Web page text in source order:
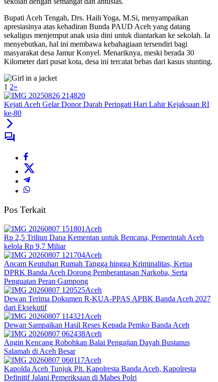
Bupati Aceh Tengah, Drs. Haili Yoga, M.Si, menyampaikan
apresiasinya atas kehadiran Bunda PAUD Aceh yang datang
sekaligus menjemput anak usia dini untuk diantarkan ke sekolah. Ia
menyebutkan, hal ini membawa kebahagiaan tersendiri bagi
masyarakat desa Jamur Konyel. Menariknya, meski berada 30
Kilometer dari pusat kota, desa ini tercatat bebas dari kasus stunting.
1 2»
Kejati Aceh Gelar Donor Darah Peringati Hari Lahir Kejaksaan RI
ke-80
Pos Terkait
Aceh
Rp 2,5 Triliun Dana Kementan untuk Bencana, Pemerintah Aceh
kelola Rp 9,7 Miliar‎
Aceh
Ancam Keutuhan Rumah Tangga hingga Kriminalitas, Ketua
DPRK Banda Aceh Dorong Pemberantasan Narkoba, Serta
Penguatan Peran Gampong
Aceh
Dewan Terima Dokumen R-KUA-PPAS APBK Banda Aceh 2027
dari Eksekutif
Aceh
Dewan Sampaikan Hasil Reses Kepada Pemko Banda Aceh
Aceh
Angin Kencang Robohkan Balai Pengajian Dayah Bustanus
Salamah di Aceh Besar
Aceh
Kapolda Aceh Tunjuk Plt. Kapolresta Banda Aceh, Kapolresta
Definitif Jalani Pemeriksaan di Mabes Polri